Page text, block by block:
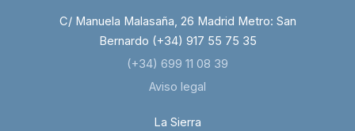
C/ Manuela Malasaña, 26 Madrid Metro: San
Bernardo (+34) 917 55 75 35
(+34) 699 11 08 39
Aviso legal
La Sierra